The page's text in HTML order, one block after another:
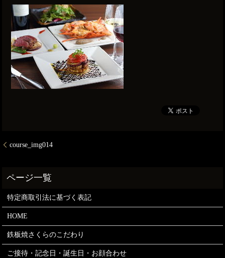
course_img014
特定商取引法に基づく表記
HOME
鉄板焼さくらのこだわり
ご接待・記念日・誕生日・お顔合わせ